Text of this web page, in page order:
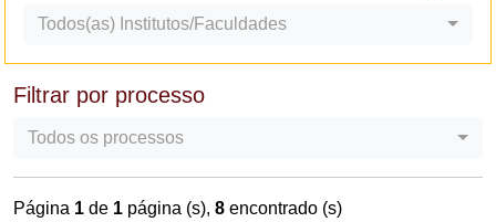
Todos(as) Institutos/Faculdades
Filtrar por processo
Todos os processos
Página 1 de 1 página (s), 8 encontrado (s)